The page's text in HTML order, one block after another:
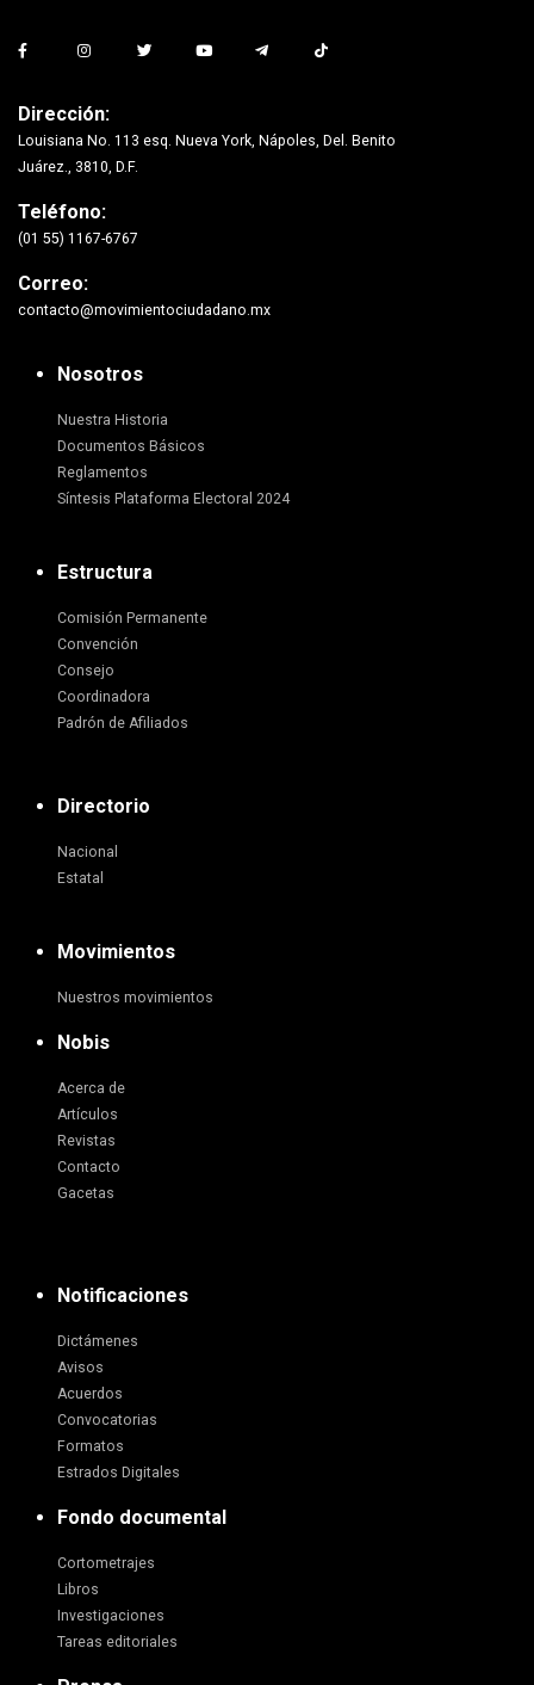
Dirección:
Louisiana No. 113 esq. Nueva York, Nápoles, Del. Benito
Juárez., 3810, D.F.
Teléfono:
(01 55) 1167-6767
Correo:
contacto@movimientociudadano.mx
Nosotros
Nuestra Historia
Documentos Básicos
Reglamentos
Síntesis Plataforma Electoral 2024
Estructura
Comisión Permanente
Convención
Consejo
Coordinadora
Padrón de Afiliados
Directorio
Nacional
Estatal
Movimientos
Nuestros movimientos
Nobis
Acerca de
Artículos
Revistas
Contacto
Gacetas
Notificaciones
Dictámenes
Avisos
Acuerdos
Convocatorias
Formatos
Estrados Digitales
Fondo documental
Cortometrajes
Libros
Investigaciones
Tareas editoriales